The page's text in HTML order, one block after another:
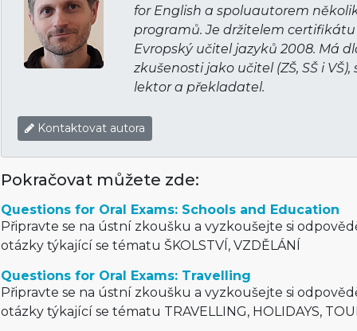
for English a spoluautorem
programů. Je držitelem certifikátu
Evropský učitel jazyků 2008. Má
zkušenosti jako učitel (ZŠ, SŠ i
lektor a překladatel.
Kontaktovat autora
Pokračovat můžete zde:
Questions for Oral Exams: Schools and Education
Připravte se na ústní zkoušku a vyzkoušejte si
otázky týkající se tématu ŠKOLSTVÍ, VZDĚLÁNÍ
Questions for Oral Exams: Travelling
Připravte se na ústní zkoušku a vyzkoušejte si
otázky týkající se tématu TRAVELLING, HOLIDAYS,